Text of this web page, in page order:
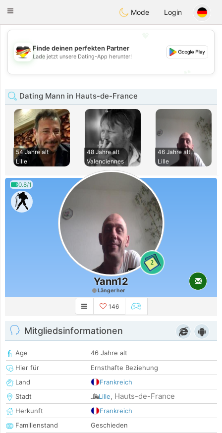
DeutschDating
Toggle
Mode Login
💖
💕
Finde deinen perfekten Partner
Lade jetzt unsere Dating-App herunter!
Dating Mann in Hauts-de-France
54 Jahre alt
Lille
48 Jahre alt
Valenciennes
46 Jahre alt
Lille
0.8/1
2
Yann12
Länger her
146
Mitgliedsinformationen
Age
46 Jahre alt
Hier für
Ernsthafte Beziehung
Land
Frankreich
Stadt
Lille, Hauts-de-France
Herkunft
Frankreich
Familienstand
Geschieden